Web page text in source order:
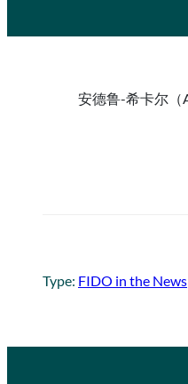
安德鲁-希卡尔（
Type: FIDO in the News